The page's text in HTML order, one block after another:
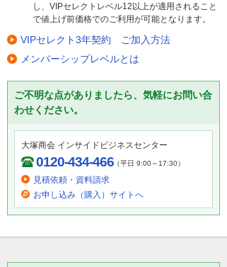
し、VIPセレクトレベル12以上が適用されること
で値上げ前価格でのご利用が可能となります。
VIPセレクト3年契約 ご加入方法
メンバーシップレベルとは
ご不明な点がありましたら、気軽にお問い合
わせください。
大塚商会 インサイドビジネスセンター
0120-434-466（平日 9:00～17:30）
見積依頼・資料請求
お申し込み（購入）サイトへ